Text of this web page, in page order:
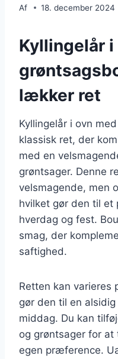
Af 18. december 2024
Kyllingelår i
lækker ret
Kyllingelår i ovn
klassisk ret, der
med en
grøntsager. Denne
velsmagende, men
hvilket gør den til
hverdag og fest.
smag, der
saftighed.
Retten kan varieres
gør den til en
middag. Du kan
og grøntsager for at
egen præference.